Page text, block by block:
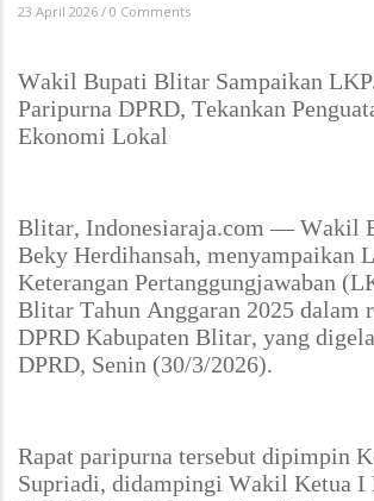
23 April 2026 / 0 Comments
Wakil Bupati Blitar Sampaikan
Paripurna DPRD, Tekankan
Ekonomi Lokal
Blitar, Indonesiaraja.com — Wakil
Beky Herdihansah, menyampaikan
Keterangan Pertanggungjawaban
Blitar Tahun Anggaran 2025 dalam
DPRD Kabupaten Blitar, yang
DPRD, Senin (30/3/2026).
Rapat paripurna tersebut dipimpin
Supriadi, didampingi Wakil Ketua I